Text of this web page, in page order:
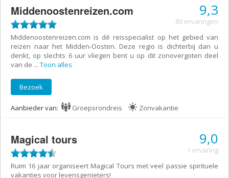
9,3
89 ervaringen
Middenoostenreizen.com
Middenoostenreizen.com is dé reisspecialist op het gebied van
reizen naar het Midden-Oosten. Deze regio is dichterbij dan u
denkt, op slechts 6 uur vliegen bent u op dit zonovergoten deel
van de ... Toon alles
Bezoek
Aanbieder van: Groepsrondreis Zonvakantie
9,0
1 ervaring
Magical tours
Ruim 16 jaar organiseert Magical Tours met veel passie spirituele
vakanties voor levensgenieters!